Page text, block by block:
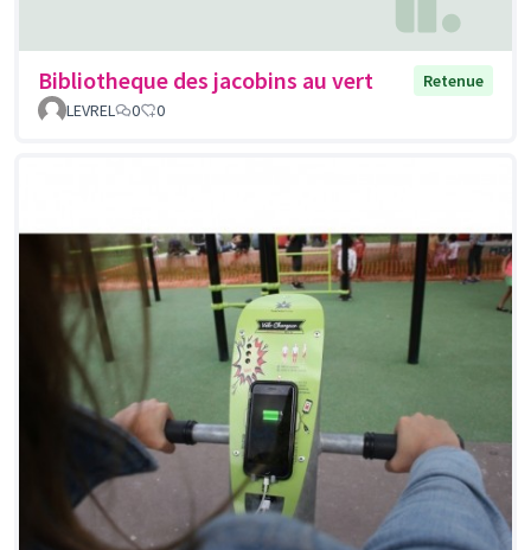
Bibliotheque des jacobins au vert
Retenue
LEVREL
0 0